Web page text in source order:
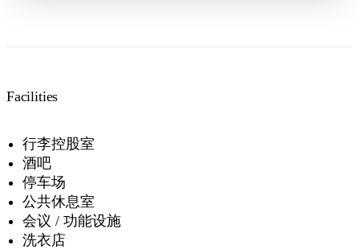
Facilities
行李控股室
酒吧
停车场
公共休息室
会议 / 功能设施
洗衣店